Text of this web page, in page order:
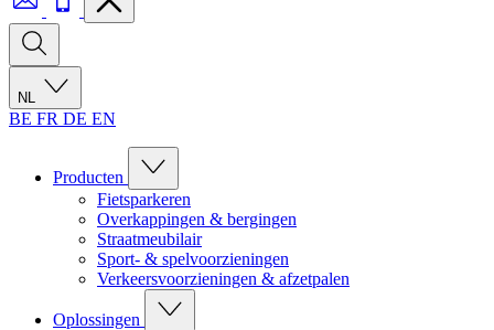
NL
BE FR DE EN
Producten
Fietsparkeren
Overkappingen & bergingen
Straatmeubilair
Sport- & spelvoorzieningen
Verkeersvoorzieningen & afzetpalen
Oplossingen